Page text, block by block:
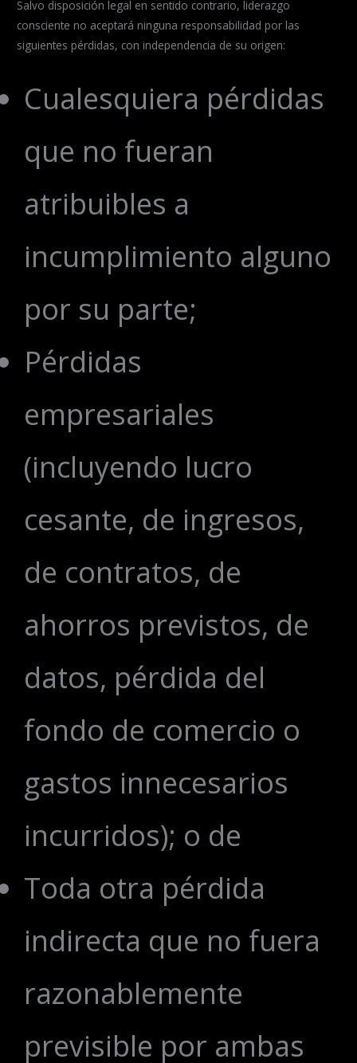
Salvo disposición legal en sentido contrario, liderazgo
consciente no aceptará ninguna responsabilidad por las
siguientes pérdidas, con independencia de su origen:
Cualesquiera pérdidas
que no fueran
atribuibles a
incumplimiento alguno
por su parte;
Pérdidas
empresariales
(incluyendo lucro
cesante, de ingresos,
de contratos, de
ahorros previstos, de
datos, pérdida del
fondo de comercio o
gastos innecesarios
incurridos); o de
Toda otra pérdida
indirecta que no fuera
razonablemente
previsible por ambas